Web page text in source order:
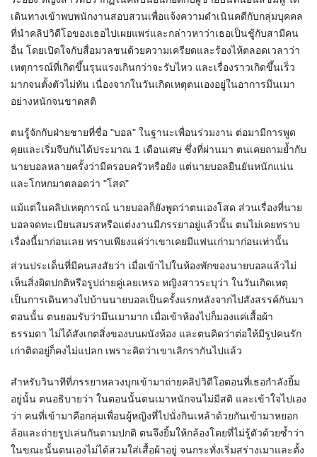
เดินทางเข้าพบพนักงานสอบสวนเพื่อแจ้งความดำเนินคดีกับกลุ่มบุคคล
ที่นำคลิปวิดีโอของเธอไปเผยแพร่และกล่าวหาว่าเธอเป็นชู้กับสามีคน
อื่น โดยเปิดใจกับสื่อมวลชนด้วยความเครียดและร้องไห้ตลอดเวลาว่า
เหตุการณ์ที่เกิดขึ้นรุนแรงเกินกว่าจะรับไหว และเรื่องราวเกิดขึ้นเร็ว
มากจนตั้งตัวไม่ทัน เนื่องจากในวันเกิดเหตุตนเองอยู่ในอาการมึนเมา
อย่างหนักจนขาดสติ
ตนรู้จักกับฝ่ายชายที่ชื่อ "บอล" ในฐานะเพื่อนร่วมงาน ต่อมามีการพูด
คุยและเริ่มจีบกันได้ประมาณ 1 เดือนเศษ ซึ่งที่ผ่านมา ตนเคยถามย้ำกับ
นายบอลหลายครั้งว่ามีครอบครัวหรือยัง แต่นายบอลยืนยันหนักแน่น
และโกหกมาตลอดว่า "โสด"
แม้แต่ในคลิปเหตุการณ์ นายบอลก็ยังพูดว่าตนเองโสด ส่วนเรื่องที่นาย
บอลจดทะเบียนสมรสหรือแต่งงานมีภรรยาอยู่แล้วนั้น ตนไม่เคยทราบ
เรื่องนี้มาก่อนเลย ทราบเพียงแค่ว่าเขาเคยมีแฟนเก่ามาก่อนเท่านั้น
​ส่วนประเด็นที่มีคนสงสัยว่า เมื่อเข้าไปในห้องพักของนายบอลแล้วไม่
เห็นสิ่งผิดปกติหรือรูปถ่ายคู่เลยเหรอ หญิงสาวระบุว่า ในวันเกิดเหตุ
เป็นการเดินทางไปบ้านนายบอลเป็นครั้งแรกหลังจากไปสังสรรค์กันมา
ตอนนั้น ตนยอมรับว่ามึนเมามาก เมื่อเข้าห้องไปก็มองแค่เสื้อผ้า
ธรรมดา ไม่ได้สังเกตสิ่งของบนผนังห้อง และตนคิดว่าต่อให้มีรูปคนรัก
เก่าติดอยู่ก็คงไม่แปลก เพราะคิดว่าเขาเลิกรากันไปแล้ว
​สำหรับวินาทีที่ภรรยาหลวงบุกเข้ามาถ่ายคลิปวิดีโอตอนที่เธอกำลังยิ้ม
อยู่นั้น ตนอธิบายว่า ในตอนนั้นตนเมาหนักจนไม่มีสติ และเข้าใจไปเอง
ว่า คนที่เข้ามาคือกลุ่มเพื่อนผู้หญิงที่ไปนั่งกินเหล้าด้วยกันเข้ามาหยอก
ล้อและถ่ายรูปเล่นกันตามปกติ ตนจึงยิ้มให้กล้องโดยที่ไม่รู้ตัวด้วยซ้ำว่า
ในขณะนั้นตนเองไม่ได้สวมใส่เสื้อผ้าอยู่ จนกระทั่งเริ่มสร่างเมาและตั้ง